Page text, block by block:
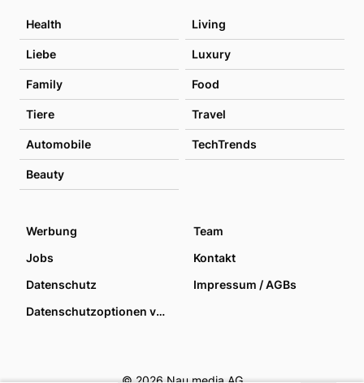
Health Living
Liebe Luxury
Family Food
Tiere Travel
Automobile TechTrends
Beauty
Werbung
Team
Jobs
Kontakt
Datenschutz
Impressum / AGBs
Datenschutzoptionen verwalten
© 2026 Nau media AG